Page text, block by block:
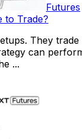
Futures
to Trade?
They trade
can
...